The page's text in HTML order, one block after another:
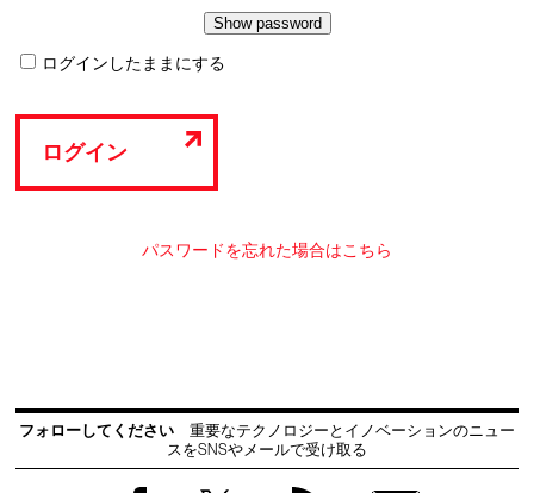
ログインしたままにする
ログイン
パスワードを忘れた場合はこちら
フォローしてください
重要なテクノロジーとイノベーションのニュー
スをSNSやメールで受け取る